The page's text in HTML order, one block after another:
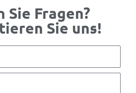
Sie Fragen?
Sie uns!